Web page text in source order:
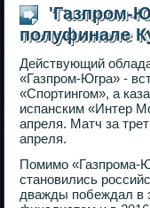
'Газпром-
полуфинале
Действующий
«Газпром-Югра» -
«Спортингом», а
испанским «Интер
апреля. Матч за
апреля.
Помимо «Газпрома-
становились
дважды побеждал в